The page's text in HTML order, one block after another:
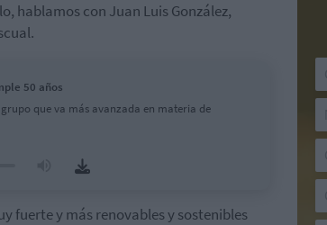
hablamos con Juan Luis González,
50 años
que va más avanzada en materia de
fuerte y más renovables y sostenibles